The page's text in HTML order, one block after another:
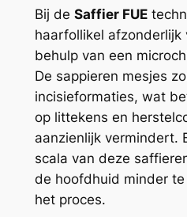
Bij de Saffier FUE
haarfollikel afzonderlijk
behulp van een
De sappieren mesjes
incisieformaties, wat
op littekens en
aanzienlijk vermindert.
scala van deze
de hoofdhuid minder
het proces.